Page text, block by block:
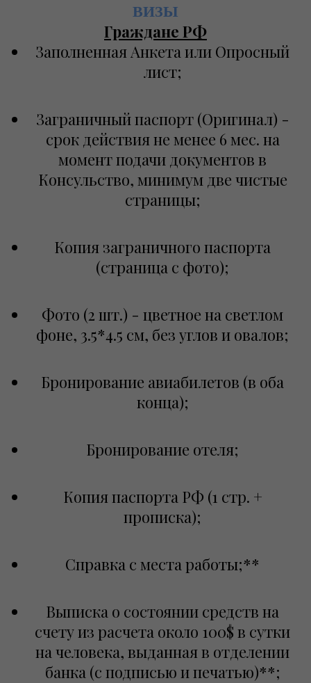
ВИЗЫ
Граждане РФ
Заполненная Анкета или Опросный
лист;
Заграничный паспорт (Оригинал) -
срок действия не менее 6 мес. на
момент подачи документов в
Консульство, минимум две чистые
страницы;
Копия заграничного паспорта
(страница с фото);
Фото (2 шт.) - цветное на светлом
фоне, 3.5*4.5 см, без углов и овалов;
Бронирование авиабилетов (в оба
конца);
Бронирование отеля;
Копия паспорта РФ (1 стр. +
прописка);
Справка с места работы;**
Выписка о состоянии средств на
счету из расчета около 100$ в сутки
на человека, выданная в отделении
банка (с подписью и печатью)**;